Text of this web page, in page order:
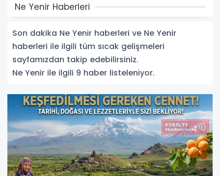
Ne Yenir Haberleri
Son dakika Ne Yenir haberleri ve Ne Yenir
haberleri ile ilgili tüm sıcak gelişmeleri
sayfamızdan takip edebilirsiniz.
Ne Yenir ile ilgili 9 haber listeleniyor.